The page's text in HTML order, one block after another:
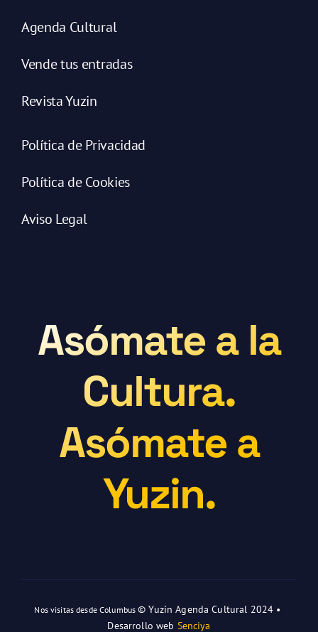
Agenda Cultural
Vende tus entradas
Revista Yuzin
Política de Privacidad
Política de Cookies
Aviso Legal
Asómate a la
Cultura.
Asómate a
Yuzin.
Nos visitas desde Columbus© Yuzin Agenda Cultural 2024 •
Desarrollo web Senciya